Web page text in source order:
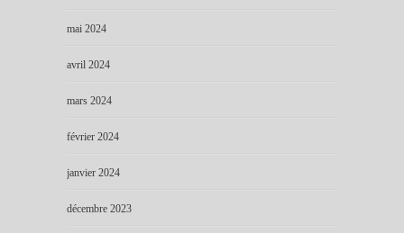
mai 2024
avril 2024
mars 2024
février 2024
janvier 2024
décembre 2023